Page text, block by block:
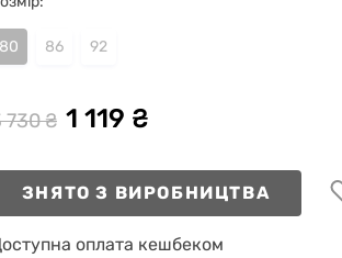
80 86 92
730 ₴ 1 119 ₴
ЗНЯТО З ВИРОБНИЦТВА
оплата кешбеком